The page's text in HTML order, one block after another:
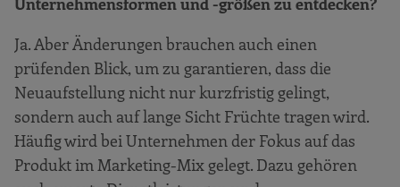
Ja. Aber Änderungen brauchen auch einen
prüfenden Blick, um zu garantieren, dass die
Neuaufstellung nicht nur kurzfristig gelingt,
sondern auch auf lange Sicht Früchte tragen wird.
Häufig wird bei Unternehmen der Fokus auf das
Produkt im Marketing-Mix gelegt. Dazu gehören